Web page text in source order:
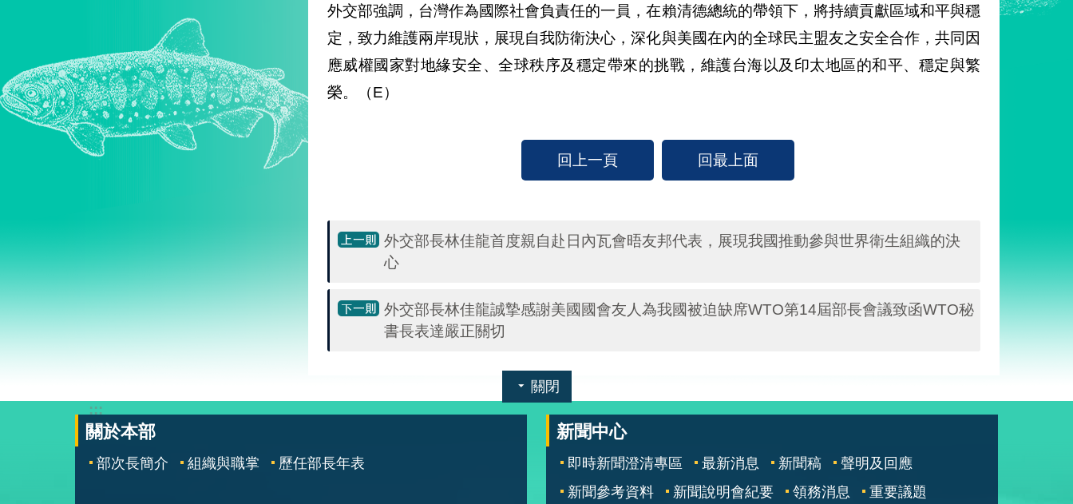
外交部強調，台灣作為國際社會負責任的一員，在賴清德總統的帶領下，將持續貢獻區域和平與穩
定，致力維護兩岸現狀，展現自我防衛決心，深化與美國在內的全球民主盟友之安全合作，共同因
應威權國家對地緣安全、全球秩序及穩定帶來的挑戰，維護台海以及印太地區的和平、穩定與繁
榮。（E）
回上一頁 回最上面
外交部長林佳龍首度親自赴日內瓦會晤友邦代表，展現我國推動參與世界衛生組織的決
心
外交部長林佳龍誠摯感謝美國國會友人為我國被迫缺席WTO第14屆部長會議致函WTO秘
書長表達嚴正關切
關閉
:::
關於本部
部次長簡介 組織與職掌 歷任部長年表
新聞中心
即時新聞澄清專區 最新消息 新聞稿
聲明及回應
新聞參考資料
新聞說明會紀要 領務消息
重要議題